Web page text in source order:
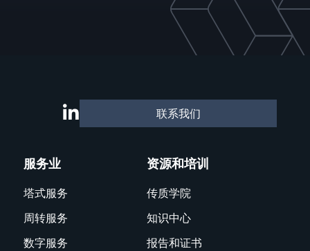
联系我们
服务业
塔式服务
周转服务
数字服务
资源和培训
传质学院
知识中心
报告和证书